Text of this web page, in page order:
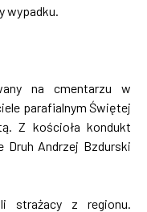
wypadku.
na cmentarzu w
parafialnym Świętej
Z kościoła kondukt
Druh Andrzej Bzdurski
strażacy z regionu.